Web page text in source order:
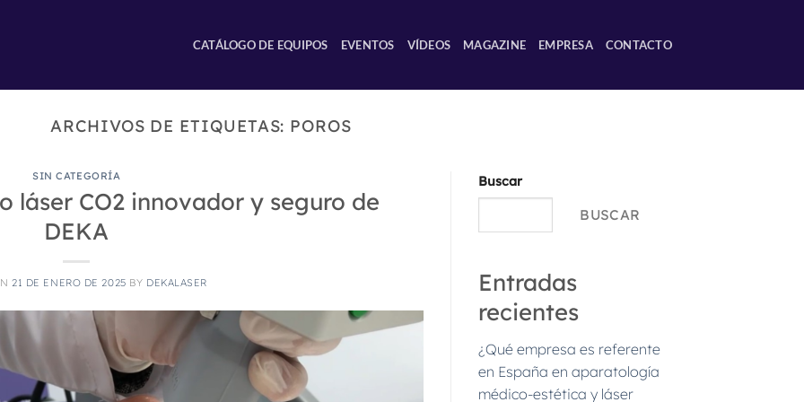
CATÁLOGO DE EQUIPOS EVENTOS VÍDEOS MAGAZINE EMPRESA CONTACTO
ARCHIVOS DE ETIQUETAS: POROS
SIN CATEGORÍA
láser CO2 innovador y seguro de
DEKA
21 DE ENERO DE 2025 BY DEKALASER
Buscar
BUSCAR
Entradas
recientes
¿Qué empresa es referente
en España en aparatología
médico-estética y láser